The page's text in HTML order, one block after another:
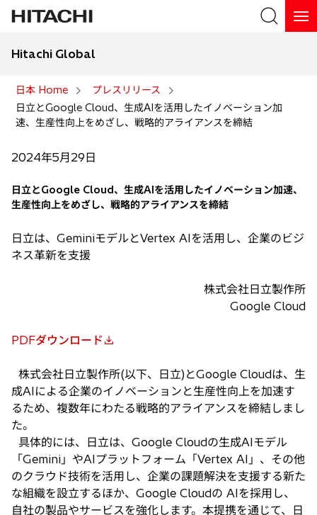
検索
Hitachi Global
日本 Home
プレスリリース
日立とGoogle Cloud、生成AIを活用したイノベーション加
速、生産性向上をめざし、戦略的アライアンスを締結
2024年5月29日
日立とGoogle Cloud、生成AIを活用したイノベーション加速、
生産性向上をめざし、戦略的アライアンスを締結
日立は、GeminiモデルとVertex AIを活用し、企業のビジ
ネス革新を支援
株式会社日立製作所
Google Cloud
PDFダウンロード
新
い
タ
ブ
で
開
株式会社日立製作所(以下、日立)とGoogle Cloudは、生
成AIによる企業のイノベーションと生産性向上を加速す
るため、複数年にわたる戦略的アライアンスを締結しまし
た。
具体的には、日立は、Google Cloudの生成AIモデル
「Gemini」やAIプラットフォーム「Vertex AI」、その他
のクラウド技術を活用し、企業の課題解決を支援する新た
な組織を設立するほか、Google Cloudの AIを採用し、
自社の製品やサービスを強化します。本提携を通じて、日